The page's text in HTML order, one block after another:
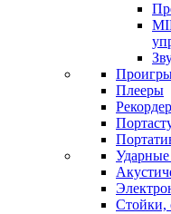
Плееры
Ударные
Стойки,